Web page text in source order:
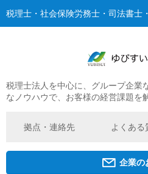
税理士法人を中心に、グループ企業
なノウハウで、お客様の経営課題を
拠点・連絡先 よくある
企業の
ご挨拶
グループ概要
ゆびすいのあゆみ